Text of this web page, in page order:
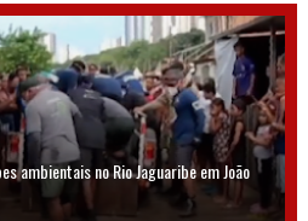
ambientais no Rio Jaguaribe em João